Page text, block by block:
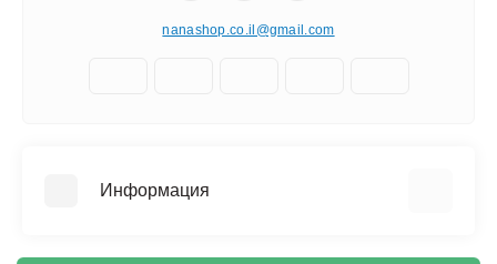
nanashop.co.il@gmail.com
Информация